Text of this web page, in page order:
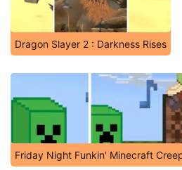
Dragon Slayer 2 : Darkness Rises
Friday Night Funkin' Minecraft